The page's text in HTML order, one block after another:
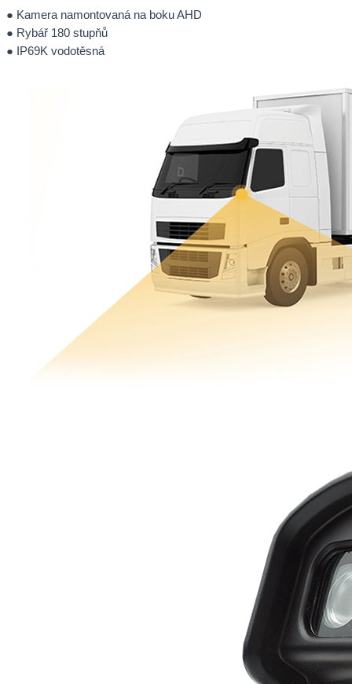
● Kamera namontovaná na boku AHD
● Rybář 180 stupňů
● IP69K vodotěsná